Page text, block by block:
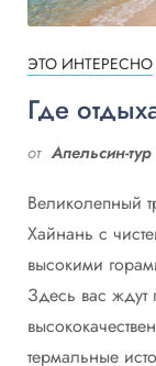
ЭТО ИНТЕРЕСНО
Где
от Апельсин-тур
Великолепный
Хайнань с
высокими
Здесь вас ждут
термальные